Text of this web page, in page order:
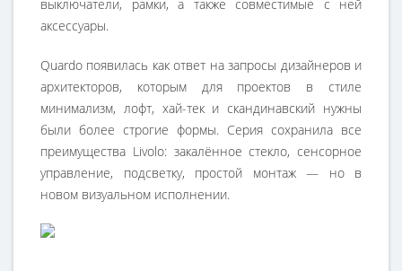
выключатели, рамки, а также совместимые с ней
аксессуары.
Quardo появилась как ответ на запросы дизайнеров и
архитекторов, которым для проектов в стиле
минимализм, лофт, хай-тек и скандинавский нужны
были более строгие формы. Серия сохранила все
преимущества Livolo: закалённое стекло, сенсорное
управление, подсветку, простой монтаж — но в
новом визуальном исполнении.